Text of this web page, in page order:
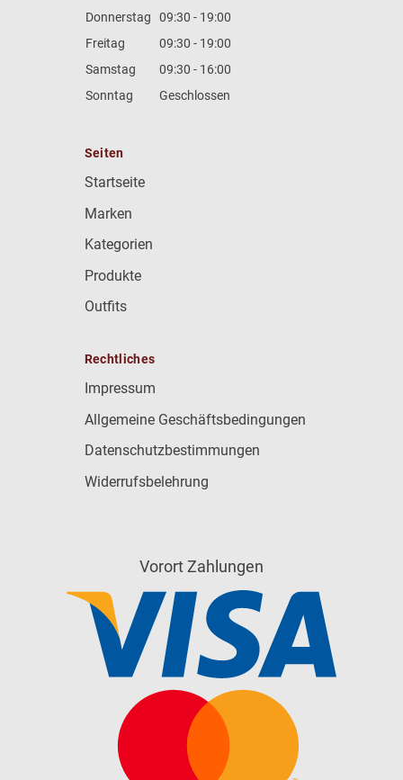
Donnerstag
09:30 - 19:00
Freitag
09:30 - 19:00
Samstag
09:30 - 16:00
Sonntag
Geschlossen
Seiten
Startseite
Marken
Kategorien
Produkte
Outfits
Rechtliches
Impressum
Allgemeine Geschäftsbedingungen
Datenschutzbestimmungen
Widerrufsbelehrung
Vorort Zahlungen